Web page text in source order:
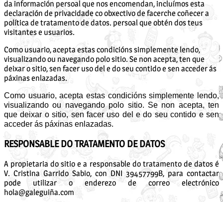
da información persoal que nos encomendan, incluímos esta
declaración de privacidade co obxectivo de facerche coñecer a
política de tratamento de datos. persoal que obtén dos teus
visitantes e usuarios.
Como usuario, acepta estas condicións simplemente lendo,
visualizando ou navegando polo sitio. Se non acepta, ten que
deixar o sitio, sen facer uso del e do seu contido e sen acceder ás
páxinas enlazadas.
Como usuario, acepta estas condicións simplemente lendo,
visualizando ou navegando polo sitio. Se non acepta, ten
que deixar o sitio, sen facer uso del e do seu contido e sen
acceder ás páxinas enlazadas.
RESPONSABLE DO TRATAMENTO DE DATOS
A propietaria do sitio e a responsable do tratamento de datos é
V. Cristina Garrido Sabio, con DNI 39457799B, para contactar
pode utilizar o enderezo de correo electrónico
hola@galeguiña.com